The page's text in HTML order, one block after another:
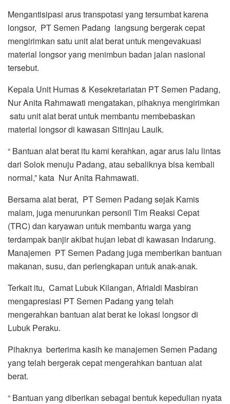
Mengantisipasi arus transpotasi yang tersumbat karena
longsor, PT Semen Padang langsung bergerak cepat
mengirimkan satu unit alat berat untuk mengevakuasi
material longsor yang menimbun badan jalan nasional
tersebut.
Kepala Unit Humas & Kesekretariatan PT Semen Padang,
Nur Anita Rahmawati mengatakan, pihaknya mengirimkan
satu unit alat berat untuk membantu membebaskan
material longsor di kawasan Sitinjau Lauik.
“ Bantuan alat berat itu kami kerahkan, agar arus lalu lintas
dari Solok menuju Padang, atau sebaliknya bisa kembali
normal,” kata Nur Anita Rahmawati.
Bersama alat berat, PT Semen Padang sejak Kamis
malam, juga menurunkan personil Tim Reaksi Cepat
(TRC) dan karyawan untuk membantu warga yang
terdampak banjir akibat hujan lebat di kawasan Indarung.
Manajemen PT Semen Padang juga memberikan bantuan
makanan, susu, dan perlengkapan untuk anak-anak.
Terkait itu, Camat Lubuk Kilangan, Afrialdi Masbiran
mengapresiasi PT Semen Padang yang telah
mengerahkan bantuan alat berat ke lokasi longsor di
Lubuk Peraku.
Pihaknya berterima kasih ke manajemen Semen Padang
yang telah bergerak cepat mengerahkan bantuan alat
berat.
“ Bantuan yang diberikan sebagai bentuk kepedulian nyata